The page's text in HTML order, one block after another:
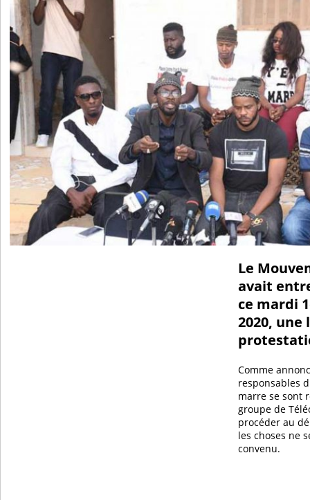
Le
avait
ce mardi
2020,
Comme
responsables
marre se sont
groupe de
procéder au
les choses ne
convenu.